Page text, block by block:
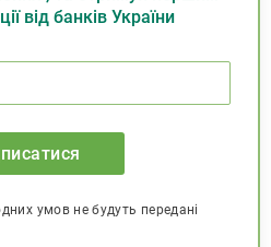
від банків України
умов не будуть передані